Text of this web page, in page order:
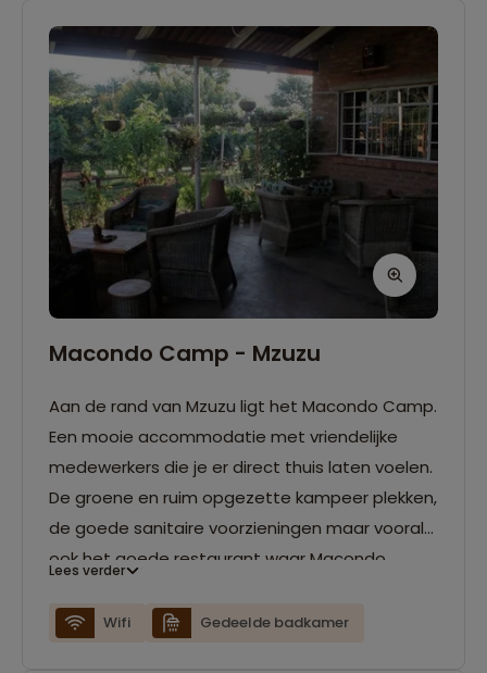
Macondo Camp - Mzuzu
Aan de rand van Mzuzu ligt het Macondo Camp.
Een mooie accommodatie met vriendelijke
medewerkers die je er direct thuis laten voelen.
De groene en ruim opgezette kampeer plekken,
de goede sanitaire voorzieningen maar vooral
ook het goede restaurant waar Macondo
waar feestje.
Lees verder
Wifi Gedeelde badkamer